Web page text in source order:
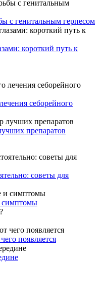
с генитальным герпесом
короткий путь к
себорейного
препаратов
советы для
симптомы
появляется